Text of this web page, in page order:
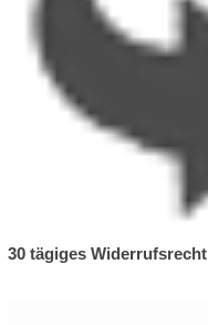
30 tägiges Widerrufsrecht